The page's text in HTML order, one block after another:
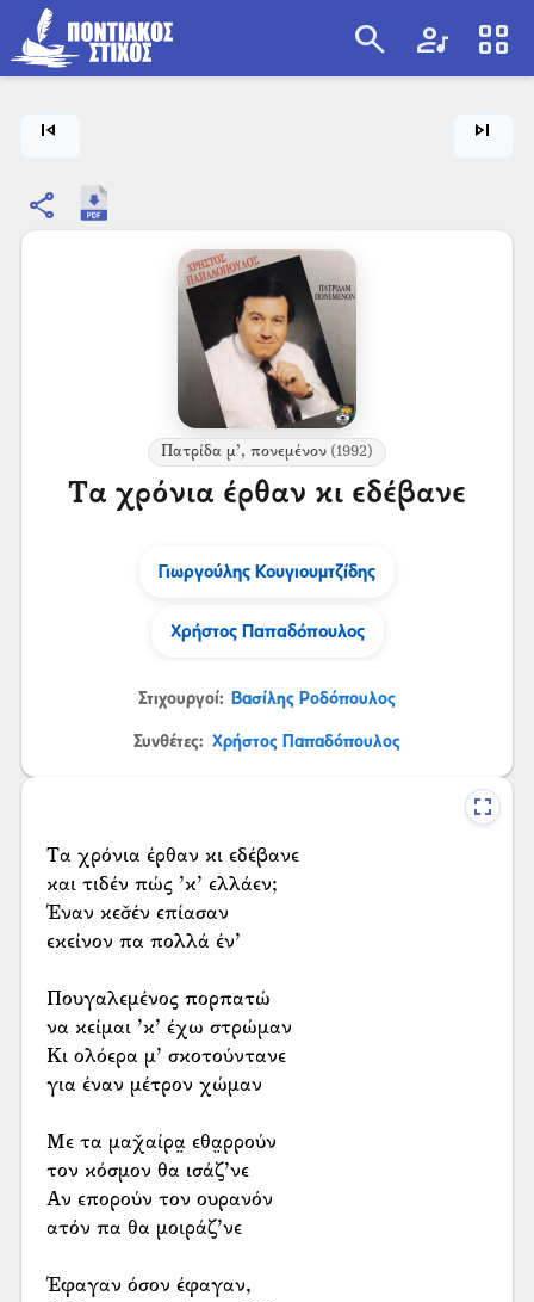
search artist view_cozy
skip_previous skip_next
share
Πατρίδα μ’, πονεμένον (1992)
Τα χρόνια έρθαν κι εδέβανε
Γιωργούλης Κουγιουμτζίδης
Χρήστος Παπαδόπουλος
Στιχουργοί: Βασίλης Ροδόπουλος
Συνθέτες: Χρήστος Παπαδόπουλος
Τα χρόνια έρθαν κι εδέβανε
και τιδέν πώς ’κ’ ελλάεν;
Έναν κεσ̌έν επίασαν
εκείνον πα πολλά έν’
Πουγαλεμένος πορπατώ
να κείμαι ’κ’ έχω στρώμαν
Κι ολόερα μ’ σκοτούντανε
για έναν μέτρον χώμαν
Με τα μαχ̌αίρα̤ εθα̤ρρούν
τον κόσμον θα ισάζ’νε
Αν επορούν τον ουρανόν
ατόν πα θα μοιράζ’νε
Έφαγαν όσον έφαγαν,